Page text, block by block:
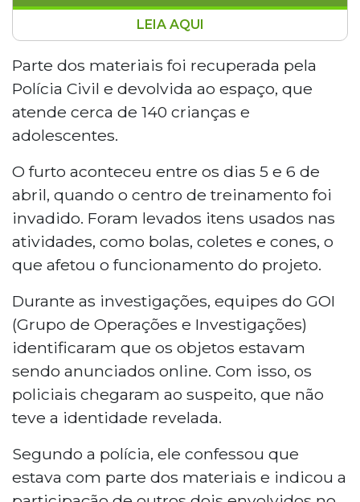
Homem foi preso após ser flagrado
vendendo online materiais furtados de
um projeto social no Jardim Los Angeles,
em Campo Grande. O furto ocorreu entre
os dias 5 e 6 de abril, quando o centro de
treinamento foi invadido. O GOI
internet e chegou ao suspeito, que
confessou o crime e apontou outros dois
envolvidos. Parte dos materiais foi
recuperada e devolvida ao projeto, que
atende 140 crianças.
LEIA AQUI
Parte dos materiais foi recuperada pela
Polícia Civil e devolvida ao espaço, que
atende cerca de 140 crianças e
adolescentes.
O furto aconteceu entre os dias 5 e 6 de
abril, quando o centro de treinamento foi
invadido. Foram levados itens usados nas
atividades, como bolas, coletes e cones, o
que afetou o funcionamento do projeto.
Durante as investigações, equipes do GOI
(Grupo de Operações e Investigações)
identificaram que os objetos estavam
sendo anunciados online. Com isso, os
policiais chegaram ao suspeito, que não
teve a identidade revelada.
Segundo a polícia, ele confessou que
estava com parte dos materiais e indicou a